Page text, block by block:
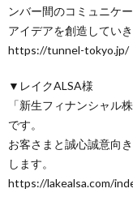
ンバー間のコミュニケ
アイデアを創造していき
https://tunnel-tokyo.jp/
▼レイクALSA様
「新生フィナンシャル
です。
お客さまと誠心誠意向
します。
https://lakealsa.com/